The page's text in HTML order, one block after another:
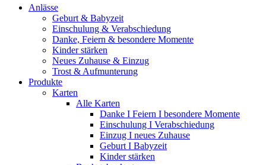
Anlässe
Geburt & Babyzeit
Einschulung & Verabschiedung
Danke, Feiern & besondere Momente
Kinder stärken
Neues Zuhause & Einzug
Trost & Aufmunterung
Produkte
Karten
Alle Karten
Danke I Feiern I besondere Momente
Einschulung I Verabschiedung
Einzug I neues Zuhause
Geburt I Babyzeit
Kinder stärken